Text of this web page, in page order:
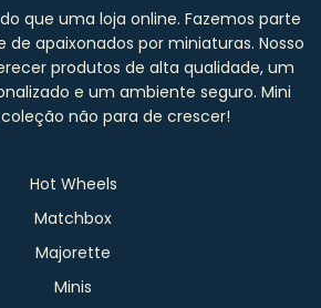
que uma loja online. Fazemos parte
apaixonados por miniaturas. Nosso
produtos de alta qualidade, um
e um ambiente seguro. Mini
não para de crescer!
Hot Wheels
Matchbox
Majorette
Minis